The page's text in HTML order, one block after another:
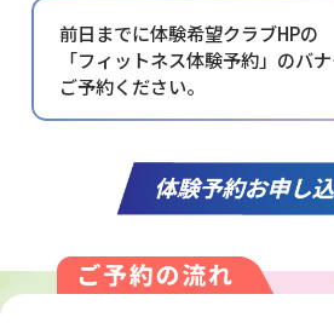
前日までに体験希望クラブHPの
「フィットネス体験予約」のバ
ご予約ください。